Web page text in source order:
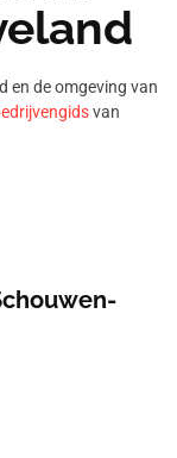
en de omgeving van
van